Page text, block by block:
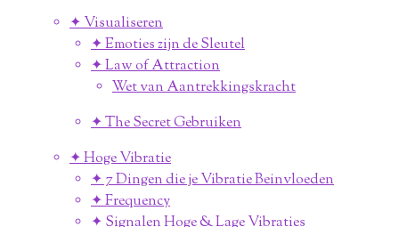
✦ Visualiseren
✦ Emoties zijn de Sleutel
✦ Law of Attraction
Wet van Aantrekkingskracht
✦ The Secret Gebruiken
✦ Hoge Vibratie
✦ 7 Dingen die je Vibratie Beinvloeden
✦ Frequency